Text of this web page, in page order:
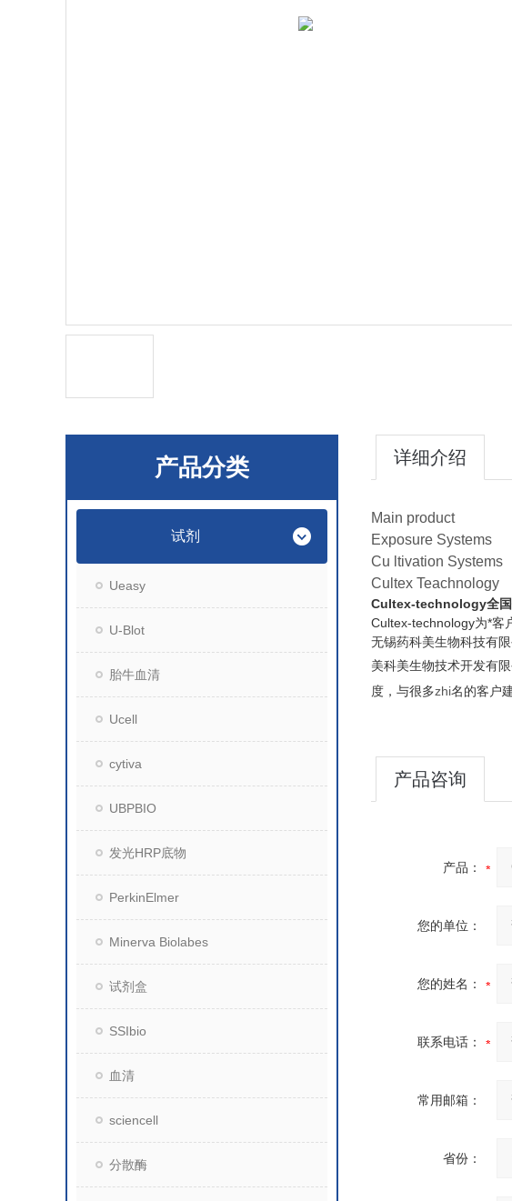
产品分类
试剂
Ueasy
U-Blot
胎牛血清
Ucell
cytiva
UBPBIO
发光HRP底物
PerkinElmer
Minerva Biolabes
试剂盒
SSIbio
血清
sciencell
分散酶
详细介绍
Main product
Exposure Systems
Cu ltivation Systems
Cultex Teachnology
Cultex-technology全
Cultex-technology为*客
无锡药科美生物科技有
美科美生物技术开发有
度，与很多zhi名的客户
产品咨询
产品：
您的单位：
您的姓名：
联系电话：
常用邮箱：
省份：